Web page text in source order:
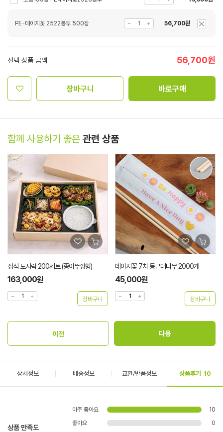
PE-데이지꽃 2522봉투 500장 56,700원
선택 상품 금액 56,700원
장바구니 바로구매
함께 사용하기 좋은 관련 상품
정식 도시락 200세트 (종이뚜껑형)
163,000원
데이지꽃 7치 둥근대나무 2000개
45,000원
상세정보 배송정보 교환/반품정보 상품후기 10
상품 만족도
아주 좋아요
10
좋아요
0